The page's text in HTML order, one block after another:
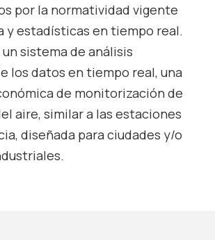
por la normatividad vigente
y estadísticas en tiempo real.
sistema de análisis
los datos en tiempo real, una
de monitorización de
aire, similar a las estaciones
diseñada para ciudades y/o